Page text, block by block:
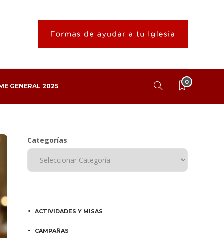
GENERAL 2025
0
Categorías
ACTIVIDADES Y MISAS
CAMPAÑAS